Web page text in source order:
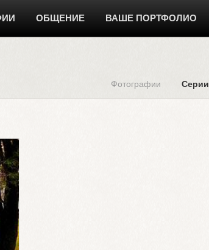
ОБЩЕНИЕ ВАШЕ ПОРТФОЛИО
Фотографии Серии